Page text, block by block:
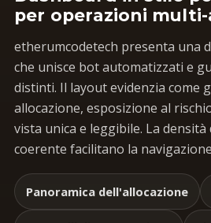
per operazioni
etherumcodetech presenta una
che unisce bot automatizzati e
distinti. Il layout evidenzia come
allocazione, esposizione al
vista unica e leggibile. La
coerente facilitano la
Panoramica dell'allocazione